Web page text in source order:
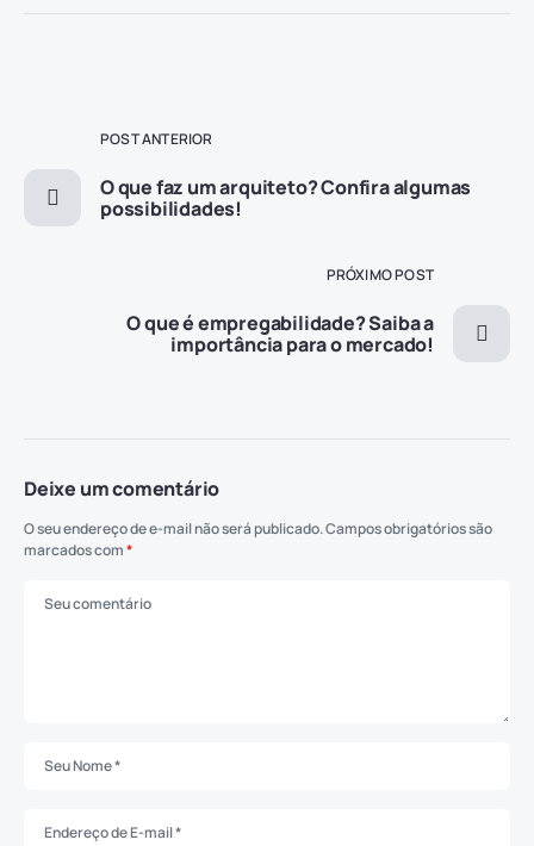
POST ANTERIOR
O que faz um arquiteto? Confira algumas
possibilidades!
PRÓXIMO POST
O que é empregabilidade? Saiba a
importância para o mercado!
Deixe um comentário
O seu endereço de e-mail não será publicado.Campos obrigatórios são
marcados com*